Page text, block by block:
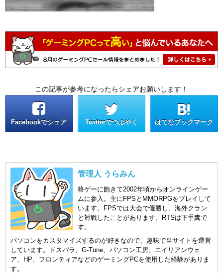
この記事が参考になったらシェアお願いします！
Facebookでシェア Twitterでつぶやく はてなブックマーク
管理人 うらみん
格ゲーに飽きて2002年頃からオンラインゲー
ムに参入。主にFPSとMMORPGをプレイして
います。FPSでは大会で優勝し、海外クラン
と対戦したことがあります。RTSは下手糞で
す。
パソコンをカスタマイズするのが好きなので、趣味で当サイトを運営
しています。ドスパラ、G-Tune、パソコン工房、エイリアンウェ
ア、HP、フロンティアなどのゲーミングPCを使用した経験がありま
す。